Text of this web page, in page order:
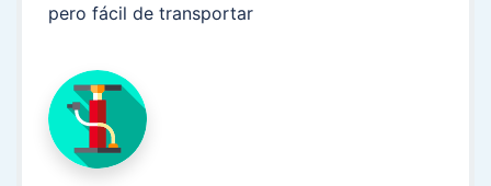
pero fácil de transportar